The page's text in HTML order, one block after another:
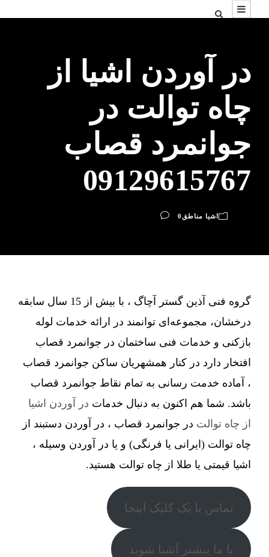
در آوردن اشیا از
چاه توالت در
جوانمرد قصاب
09129615767
اشیا مناطق 0
گروه فنی آذین گستر آچاگ ، با بیش از 15 سال سابقه
درخشان، مجموعه‌ای توانمند در ارائه خدمات لوله
بازکنی و خدمات فنی ساختمان در جوانمرد قصاب
افتخار دارد در کنار همشهریان ساکن جوانمرد قصاب
، آماده خدمت رسانی به تمام نقاط جوانمرد قصاب
باشد. شما هم اکنون به دنبال خدمات در آوردن اشیا
از چاه توالت در جوانمرد قصاب ، در آوردن دستبند از
چاه توالت (ایرانی یا فرنگی) و یا در آوردن وسیله ،
اشیا قیمتی یا طلا از چاه توالت هستید.
تماس با یک کلیک اینجا
با ما بیشتر آشنا شوید